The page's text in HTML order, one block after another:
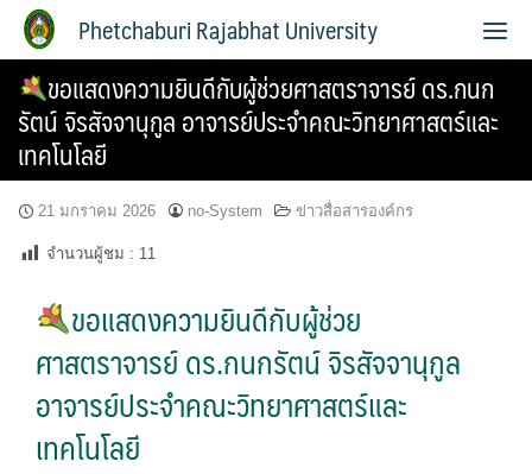
Phetchaburi Rajabhat University
ขอแสดงความยินดีกับผู้ช่วยศาสตราจารย์ ดร.กนก
รัตน์ จิรสัจจานุกูล อาจารย์ประจำคณะวิทยาศาสตร์และ
เทคโนโลยี
21 มกราคม 2026 no-System ข่าวสื่อสารองค์กร
จำนวนผู้ชม : 11
ขอแสดงความยินดีกับผู้ช่วย
ศาสตราจารย์ ดร.กนกรัตน์ จิรสัจจานุกูล
อาจารย์ประจำคณะวิทยาศาสตร์และ
เทคโนโลยี